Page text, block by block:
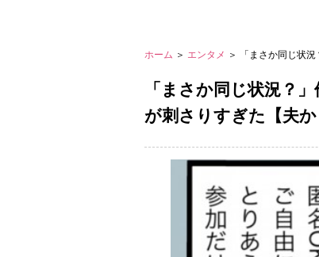
ホーム ＞ エンタメ ＞ 「まさか同じ状
「まさか同じ状況？
が刺さりすぎた【夫